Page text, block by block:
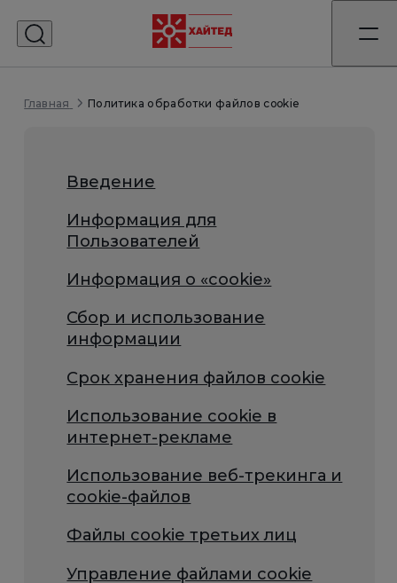
Главная Политика обработки файлов cookie
Введение
Информация для
Пользователей
Информация о «cookie»
Сбор и использование
информации
Срок хранения файлов cookie
Использование cookie в
интернет-рекламе
Использование веб-трекинга и
cookie-файлов
Файлы cookie третьих лиц
Управление файлами cookie